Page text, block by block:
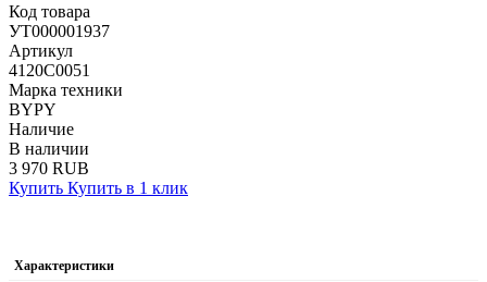
Код товара
УТ000001937
Артикул
4120C0051
Марка техники
BYPY
Наличие
В наличии
3 970 RUB
Купить Купить в 1 клик
Характеристики